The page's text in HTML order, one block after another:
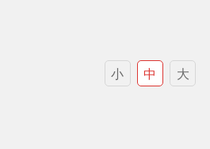
小 中 大